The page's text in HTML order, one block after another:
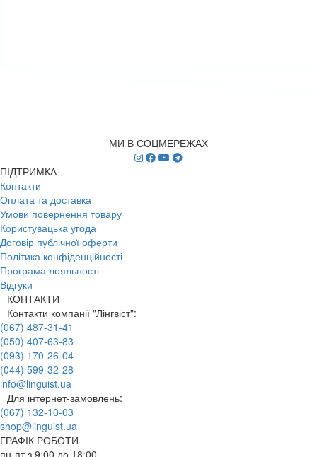
МИ В СОЦМЕРЕЖАХ
ПІДТРИМКА
Контакти
Оплата та доставка
Умови повернення товару
Користувацька угода
Договір публічної оферти
Політика конфіденційності
Програма лояльності
Відгуки
КОНТАКТИ
Контакти компанії "Лінгвіст":
(067) 487-31-41
(050) 407-63-83
(093) 170-26-04
(044) 599-32-28
info@linguist.ua
Для інтернет-замовлень:
(067) 132-10-03
shop@linguist.ua
ГРАФІК РОБОТИ
пн-пт з 9:00 до 18:00